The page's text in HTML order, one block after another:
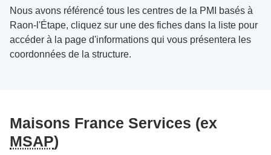
Nous avons référencé tous les centres de la PMI basés à
Raon-l'Étape, cliquez sur une des fiches dans la liste pour
accéder à la page d'informations qui vous présentera les
coordonnées de la structure.
Maisons France Services (ex
MSAP)